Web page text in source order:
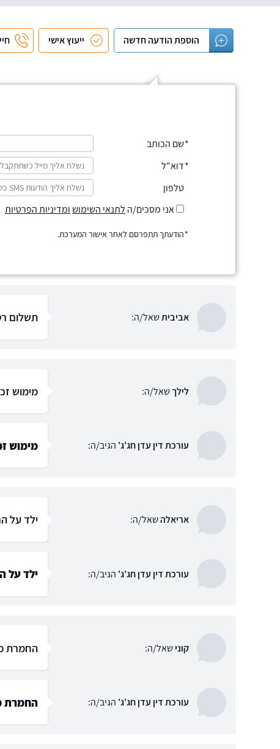
הוספת הודעה חדשה ייעוץ אישי
שם הכותב
דוא"ל
טלפון
אני מסכים/ה לתנאי השימושומדיניות הפרטיות
הודעתך תתפרסם לאחר אישור המערכת.
אביביתשאל/ה: תשלום
לילךשאל/ה: מימוש
עורכת דין עדן חג'ג' הגיב/ה: מימוש
אריאלהשאל/ה: ילד על
עורכת דין עדן חג'ג' הגיב/ה: ילד על
קונישאל/ה: החמרת
עורכת דין עדן חג'ג' הגיב/ה: החמרת